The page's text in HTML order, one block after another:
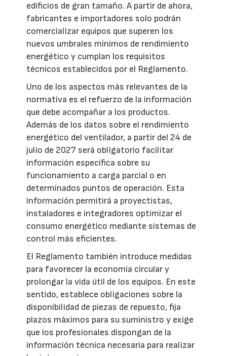
edificios de gran tamaño. A partir de ahora,
fabricantes e importadores solo podrán
comercializar equipos que superen los
nuevos umbrales mínimos de rendimiento
energético y cumplan los requisitos
técnicos establecidos por el Reglamento.
Uno de los aspectos más relevantes de la
normativa es el refuerzo de la información
que debe acompañar a los productos.
Además de los datos sobre el rendimiento
energético del ventilador, a partir del 24 de
julio de 2027 será obligatorio facilitar
información específica sobre su
funcionamiento a carga parcial o en
determinados puntos de operación. Esta
información permitirá a proyectistas,
instaladores e integradores optimizar el
consumo energético mediante sistemas de
control más eficientes.
El Reglamento también introduce medidas
para favorecer la economía circular y
prolongar la vida útil de los equipos. En este
sentido, establece obligaciones sobre la
disponibilidad de piezas de repuesto, fija
plazos máximos para su suministro y exige
que los profesionales dispongan de la
información técnica necesaria para realizar